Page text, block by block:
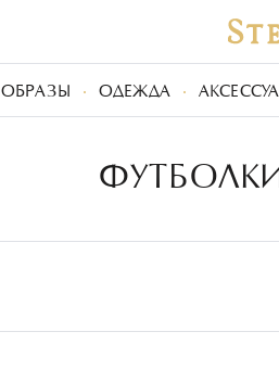
ОБРАЗЫ ОДЕЖДА